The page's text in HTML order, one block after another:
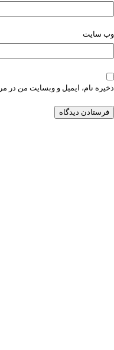
وب‌ سایت
ذخیره نام، ایمیل و وبسایت من در